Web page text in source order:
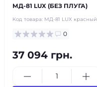
МД-81 LUX (БЕЗ ПЛУГА)
Код товара: МД-81 LUX красный
0
37 094 грн.